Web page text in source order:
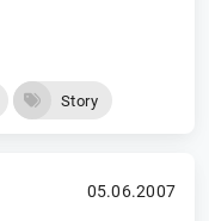
Story
05.06.2007